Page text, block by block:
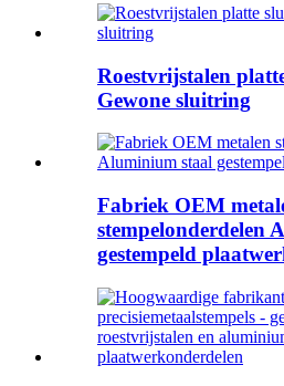
Roestvrijstalen
Gewone sluitring
Fabriek OEM
stempelonderdelen
gestempeld